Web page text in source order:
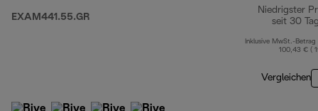
EXAM441.55.GR
Niedrigster
seit 30
Inklusive MwSt.-Betrag
100,43 € (
Vergleichen